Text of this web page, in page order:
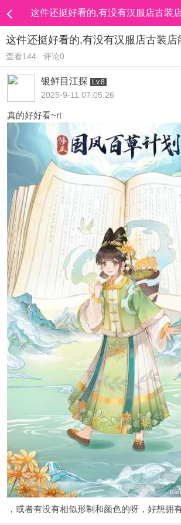
这件还挺好看的,有没有汉服店古装
这件还挺好看的,有没有汉服店古装店
查看144 评论0
银鲜目江探 Lv.8
2025-9-11 07:05:26
真的好好看~rt
，或者有没有相似形制和颜色的呀，好想拥